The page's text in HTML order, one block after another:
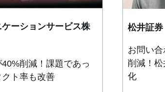
ーションサービス株
削減！課題であっ
ト率も改善
松井証券
お問い
削減！
化